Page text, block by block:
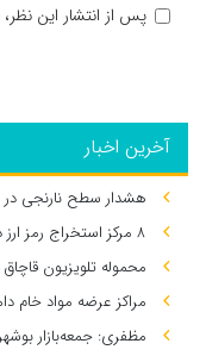
پس از انتشار این
آخرین اخبار
هشدار سطح نارنجی در
۸ مرکز استخراج رمز ارز در عسلویه متلاشی شد
محموله تلویزیون
مراکز عرضه مواد خام
مظفری: جمعه‌بازار